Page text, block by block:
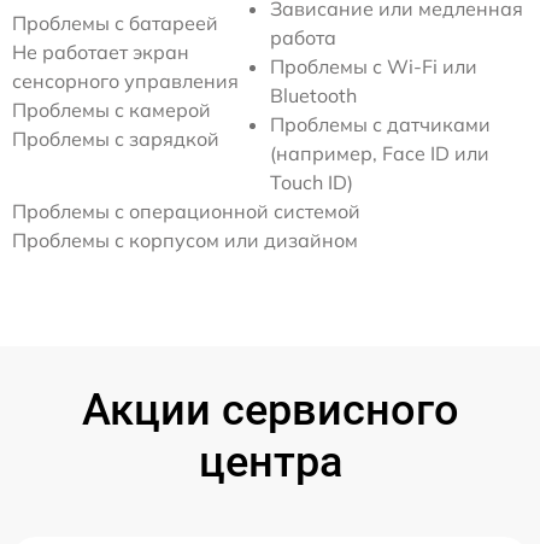
Проблемы с батареей
Не работает экран
сенсорного управления
Проблемы с камерой
Проблемы с зарядкой
Зависание или медленная
работа
Проблемы с Wi-Fi или
Bluetooth
Проблемы с датчиками
(например, Face ID или
Touch ID)
Проблемы с операционной системой
Проблемы с корпусом или дизайном
Акции сервисного
центра